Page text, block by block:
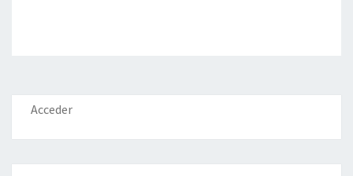
Acceder